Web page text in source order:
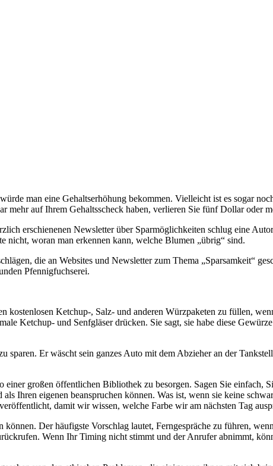
man eine Gehaltserhöhung bekommen. Vielleicht ist es sogar
auf Ihrem Gehaltsscheck haben, verlieren Sie fünf Dollar oder
erschienenen Newsletter über Sparmöglichkeiten schlug eine
nicht, woran man erkennen kann, welche Blumen „übrig“ sind.
die an Websites und Newsletter zum Thema „Sparsamkeit“
Pfennigfuchserei.
kostenlosen Ketchup-, Salz- und anderen Würzpaketen zu füllen,
Ketchup- und Senfgläser drücken. Sie sagt, sie habe diese
Er wäscht sein ganzes Auto mit dem Abzieher an der
großen öffentlichen Bibliothek zu besorgen. Sagen Sie einfach,
Ihren eigenen beanspruchen können. Was ist, wenn sie keine
damit wir wissen, welche Farbe wir am nächsten Tag
Der häufigste Vorschlag lautet, Ferngespräche zu führen,
Wenn Ihr Timing nicht stimmt und der Anrufer abnimmt,